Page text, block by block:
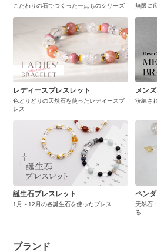
こだわりの石でつくった一点ものシリーズ 無限に
レディースブレスレット
色とりどりの天然石を使ったレディースブ
レス
メン
洗練さ
誕生石ブレスレット
1月～12月の各誕生石を使ったブレス
ペン
天然石
る
ブランド